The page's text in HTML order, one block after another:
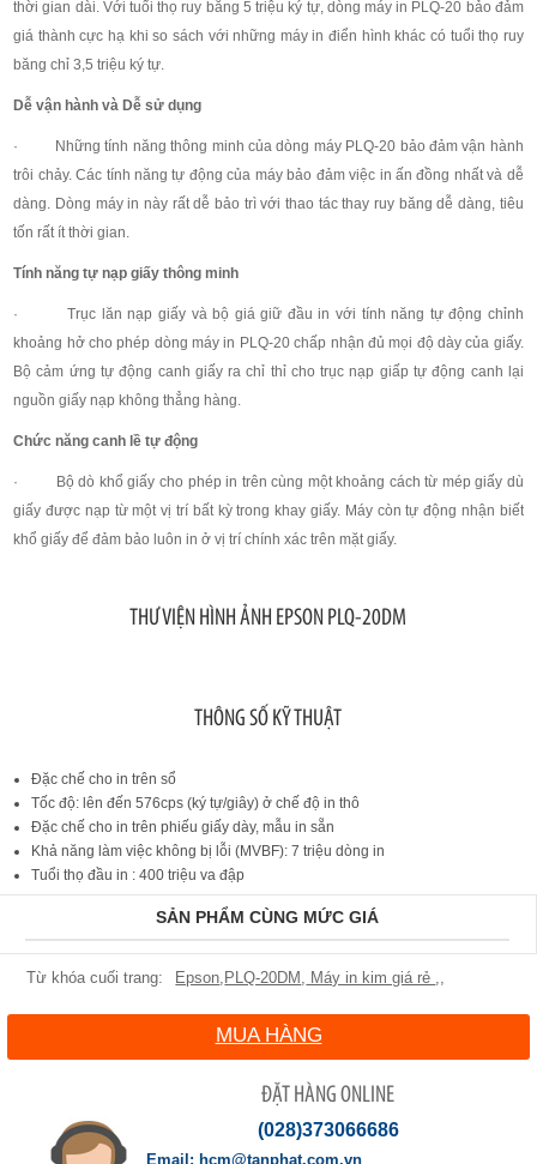
thời gian dài. Với tuổi thọ ruy băng 5 triệu ký tự, dòng máy in PLQ-20 bảo đảm
giá thành cực hạ khi so sách với những máy in điển hình khác có tuổi thọ ruy
băng chỉ 3,5 triệu ký tự.
Dễ vận hành và Dễ sử dụng
· Những tính năng thông minh của dòng máy PLQ-20 bảo đảm vận hành
trôi chảy. Các tính năng tự động của máy bảo đảm việc in ấn đồng nhất và dễ
dàng. Dòng máy in này rất dễ bảo trì với thao tác thay ruy băng dễ dàng, tiêu
tốn rất ít thời gian.
Tính năng tự nạp giấy thông minh
· Trục lăn nạp giấy và bộ giá giữ đầu in với tính năng tự động chỉnh
khoảng hở cho phép dòng máy in PLQ-20 chấp nhận đủ mọi độ dày của giấy.
Bộ cảm ứng tự động canh giấy ra chỉ thỉ cho trục nạp giấp tự động canh lại
nguồn giấy nạp không thẳng hàng.
Chức năng canh lề tự động
· Bộ dò khổ giấy cho phép in trên cùng một khoảng cách từ mép giấy dù
giấy được nạp từ một vị trí bất kỳ trong khay giấy. Máy còn tự động nhận biết
khổ giấy để đảm bảo luôn in ở vị trí chính xác trên mặt giấy.
THƯ VIỆN HÌNH ẢNH EPSON PLQ-20DM
THÔNG SỐ KỸ THUẬT
Đặc chế cho in trên sổ
Tốc độ: lên đến 576cps (ký tự/giây) ở chế độ in thô
Đặc chế cho in trên phiếu giấy dày, mẫu in sẵn
Khả năng làm việc không bị lỗi (MVBF): 7 triệu dòng in
Tuổi thọ đầu in : 400 triệu va đập
SẢN PHẨM CÙNG MỨC GIÁ
Epson, PLQ-20DM , Máy in kim giá rẻ ,,
MUA HÀNG
ĐẶT HÀNG ONLINE
(028)373066686
hcm@tanphat.com.vn